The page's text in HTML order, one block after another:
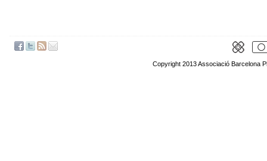
Copyright 2013 Associació Barcelona